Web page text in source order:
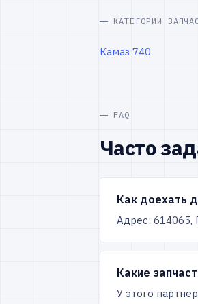
КАТЕГОРИИ
Камаз 740
FAQ
Часто
Как доехать
Адрес: 614065,
Какие
У этого